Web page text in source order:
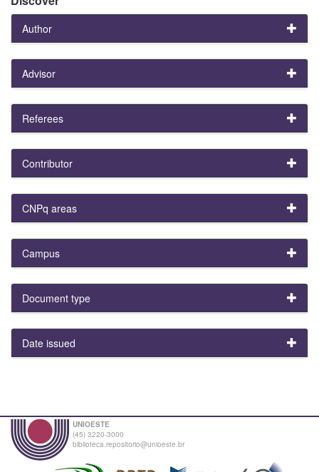
Author
Advisor
Referees
Contributor
CNPq areas
Campus
Document type
Date issued
UNIOESTE
(45) 3220-3000
biblioteca.repositorio@unioeste.br